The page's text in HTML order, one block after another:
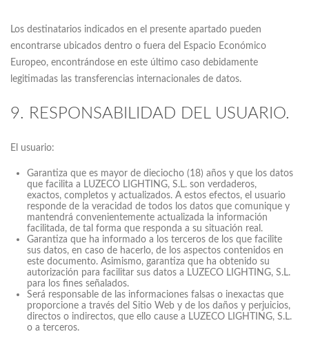
Los destinatarios indicados en el presente apartado pueden
encontrarse ubicados dentro o fuera del Espacio Económico
Europeo, encontrándose en este último caso debidamente
legitimadas las transferencias internacionales de datos.
9. RESPONSABILIDAD DEL USUARIO.
El usuario:
Garantiza que es mayor de dieciocho (18) años y que los datos
que facilita a LUZECO LIGHTING, S.L. son verdaderos,
exactos, completos y actualizados. A estos efectos, el usuario
responde de la veracidad de todos los datos que comunique y
mantendrá convenientemente actualizada la información
facilitada, de tal forma que responda a su situación real.
Garantiza que ha informado a los terceros de los que facilite
sus datos, en caso de hacerlo, de los aspectos contenidos en
este documento. Asimismo, garantiza que ha obtenido su
autorización para facilitar sus datos a LUZECO LIGHTING, S.L.
para los fines señalados.
Será responsable de las informaciones falsas o inexactas que
proporcione a través del Sitio Web y de los daños y perjuicios,
directos o indirectos, que ello cause a LUZECO LIGHTING, S.L.
o a terceros.